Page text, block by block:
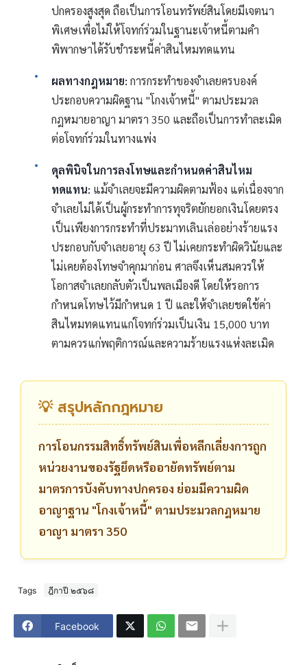
ปกครองสูงสุด ถือเป็นการโอนทรัพย์สินโดยมีเจตนา
พิเศษเพื่อไม่ให้โจทก์ร่วมในฐานะเจ้าหนี้ตามคำ
พิพากษาได้รับชำระหนี้ค่าสินไหมทดแทน
ผลทางกฎหมาย: การกระทำของจำเลยครบองค์
ประกอบความผิดฐาน "โกงเจ้าหนี้" ตามประมวล
กฎหมายอาญา มาตรา 350 และถือเป็นการทำละเมิด
ต่อโจทก์ร่วมในทางแพ่ง
ดุลพินิจในการลงโทษและกำหนดค่าสินไหม
ทดแทน: แม้จำเลยจะมีความผิดตามฟ้อง แต่เนื่องจาก
จำเลยไม่ได้เป็นผู้กระทำการทุจริตยักยอกเงินโดยตรง
เป็นเพียงการกระทำที่ประมาทเลินเล่ออย่างร้ายแรง
ประกอบกับจำเลยอายุ 63 ปี ไม่เคยกระทำผิดวินัยและ
ไม่เคยต้องโทษจำคุกมาก่อน ศาลจึงเห็นสมควรให้
โอกาสจำเลยกลับตัวเป็นพลเมืองดี โดยให้รอการ
กำหนดโทษไว้มีกำหนด 1 ปี และให้จำเลยชดใช้ค่า
สินไหมทดแทนแก่โจทก์ร่วมเป็นเงิน 15,000 บาท
ตามควรแก่พฤติการณ์และความร้ายแรงแห่งละเมิด
💡 สรุปหลักกฎหมาย
การโอนกรรมสิทธิ์ทรัพย์สินเพื่อหลีกเลี่ยงการถูก
หน่วยงานของรัฐยึดหรืออายัดทรัพย์ตาม
มาตรการบังคับทางปกครอง ย่อมมีความผิด
อาญาฐาน "โกงเจ้าหนี้" ตามประมวลกฎหมาย
อาญา มาตรา 350
Tags ฎีกาปี ๒๕๖๘
Facebook